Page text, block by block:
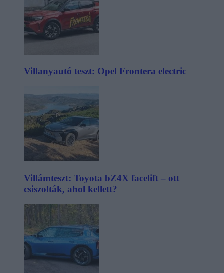
Villanyautó teszt: Opel Frontera electric
Villámteszt: Toyota bZ4X facelift – ott
csiszolták, ahol kellett?